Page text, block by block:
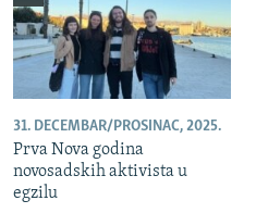
31. DECEMBAR/PROSINAC, 2025.
Prva Nova godina
novosadskih aktivista u
egzilu